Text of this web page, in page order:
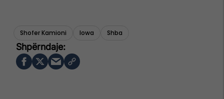
Shofer Kamioni Iowa Shba